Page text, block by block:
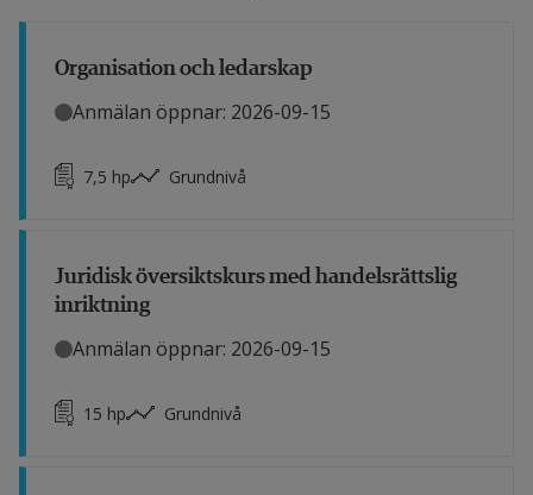
Organisation och ledarskap
Anmälan öppnar: 2026-09-15
7,5 hp Grundnivå
Juridisk översiktskurs med handelsrättslig
inriktning
Anmälan öppnar: 2026-09-15
15 hp Grundnivå